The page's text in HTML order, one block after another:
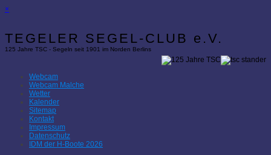
×
TEGELER SEGEL-CLUB e.V.
125 Jahre TSC - Segeln seit 1901 im Norden Berlins
Webcam
Webcam Malche
Wetter
Kalender
Sitemap
Kontakt
Impressum
Datenschutz
IDM der H-Boote 2026